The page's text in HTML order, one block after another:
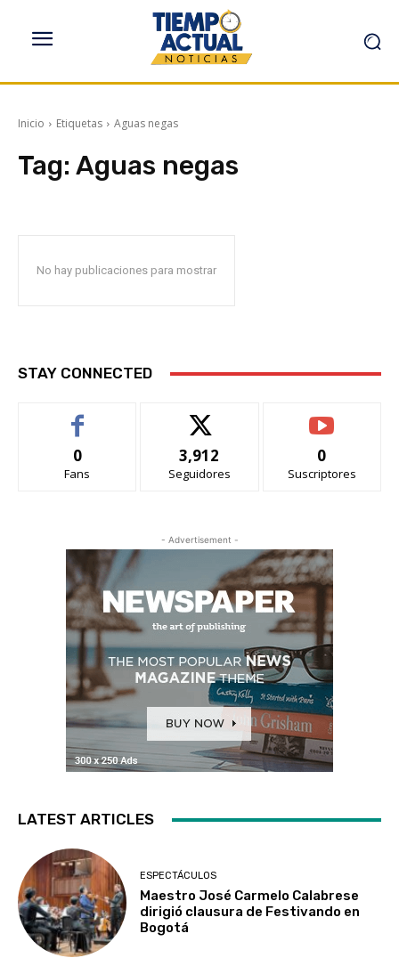
Inicio Etiquetas Aguas negas
Tag: Aguas negas
No hay publicaciones para mostrar
STAY CONNECTED
0
Fans
3,912
Seguidores
0
Suscriptores
- Advertisement -
LATEST ARTICLES
ESPECTÁCULOS
Maestro José Carmelo Calabrese
dirigió clausura de Festivando en
Bogotá